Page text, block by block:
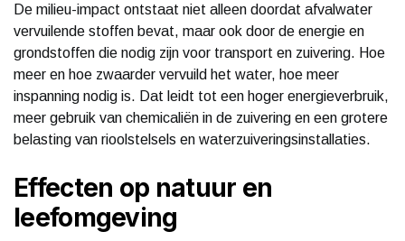
De milieu-impact ontstaat niet alleen doordat afvalwater
vervuilende stoffen bevat, maar ook door de energie en
grondstoffen die nodig zijn voor transport en zuivering. Hoe
meer en hoe zwaarder vervuild het water, hoe meer
inspanning nodig is. Dat leidt tot een hoger energieverbruik,
meer gebruik van chemicaliën in de zuivering en een grotere
belasting van rioolstelsels en waterzuiveringsinstallaties.
Effecten op natuur en
leefomgeving